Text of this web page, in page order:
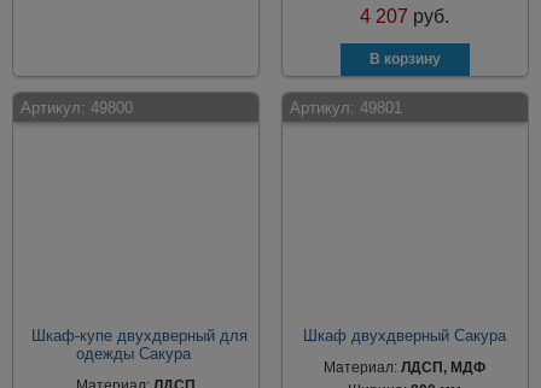
4 207 руб.
Артикул: 49800
Шкаф-купе двухдверный для
одежды Сакура
Артикул: 49801
Шкаф двухдверный Сакура
Материал:ЛДСП, МДФ